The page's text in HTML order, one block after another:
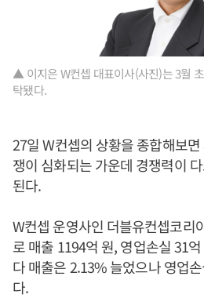
▲ 이지은 W컨셉 대표이사(사진)는 3월
탁됐다.
27일 W컨셉의 상황을 종합해보
쟁이 심화되는 가운데 경쟁력이
된다.
W컨셉 운영사인 더블유컨셉코리
로 매출 1194억 원, 영업손실 31
다 매출은 2.13% 늘었으나 영업
다.